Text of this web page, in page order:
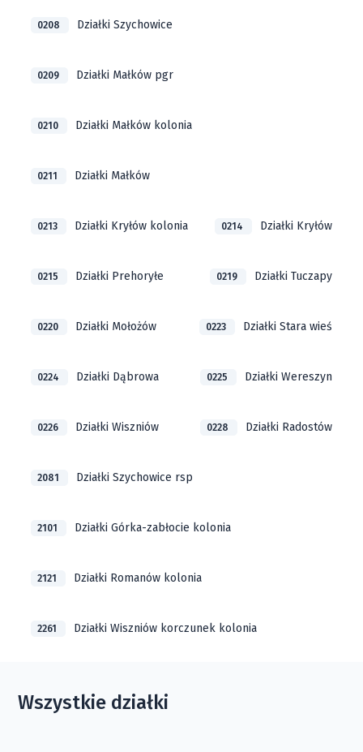
0208 Działki Szychowice
0209 Działki Małków pgr
0210 Działki Małków kolonia
0211 Działki Małków
0213 Działki Kryłów kolonia 0214 Działki Kryłów
0215 Działki Prehoryłe 0219 Działki Tuczapy
0220 Działki Mołożów 0223 Działki Stara wieś
0224 Działki Dąbrowa 0225 Działki Wereszyn
0226 Działki Wiszniów 0228 Działki Radostów
2081 Działki Szychowice rsp
2101 Działki Górka-zabłocie kolonia
2121 Działki Romanów kolonia
2261 Działki Wiszniów korczunek kolonia
Wszystkie działki